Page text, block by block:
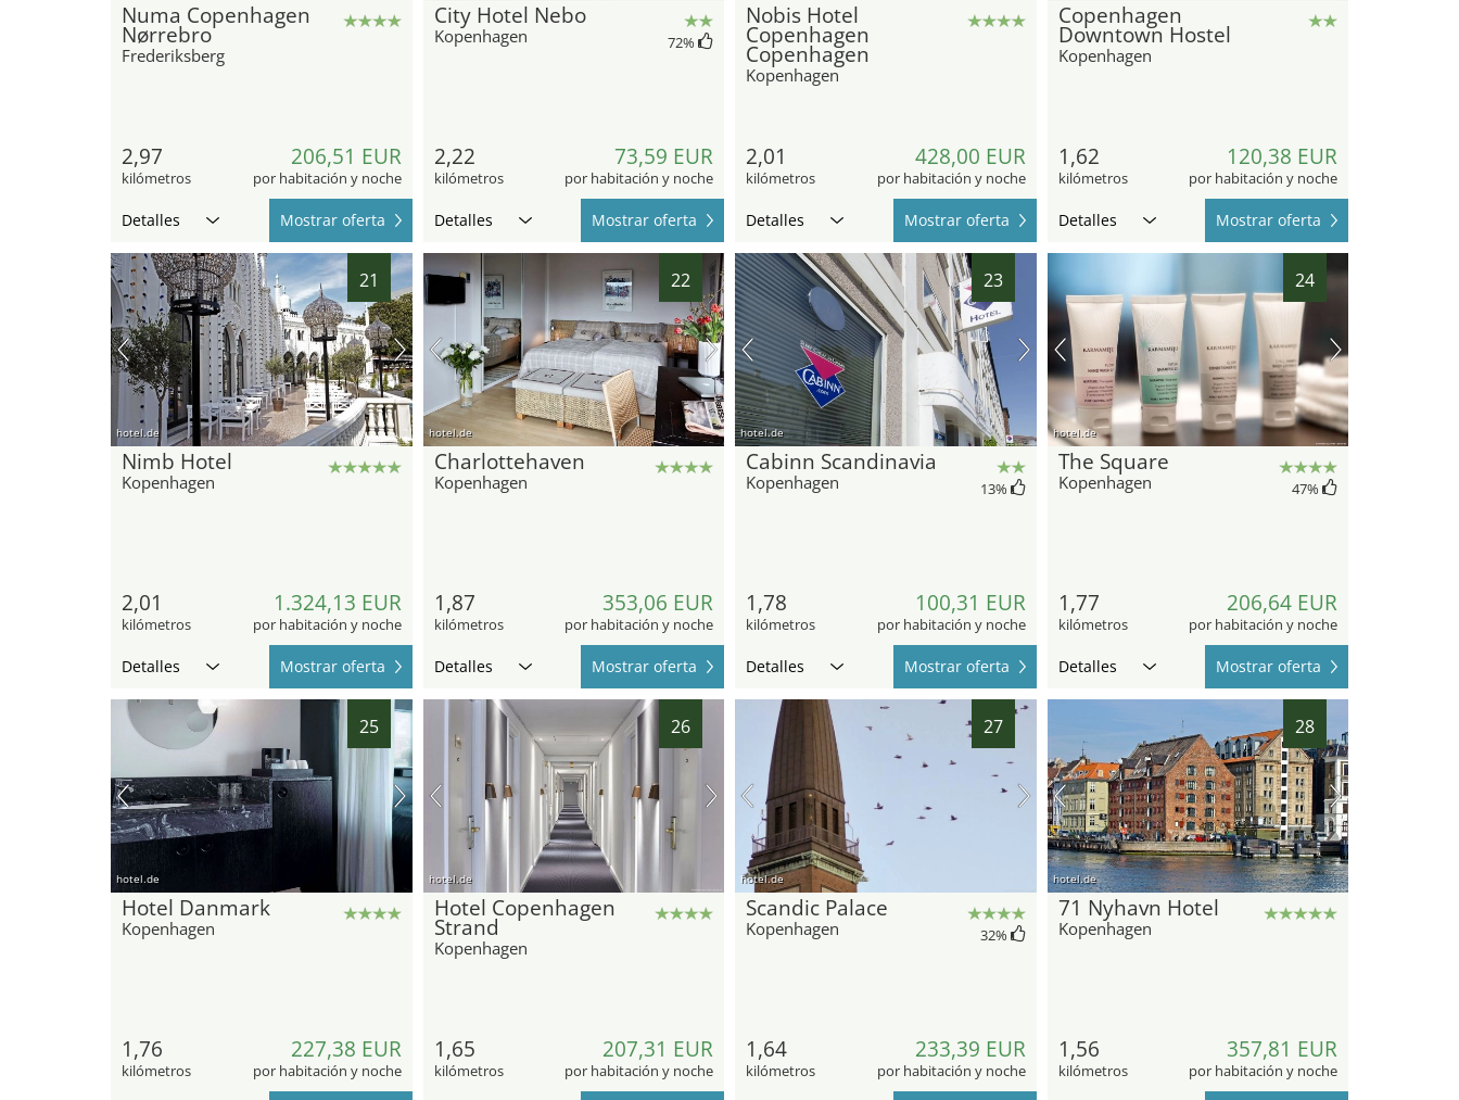
Numa Copenhagen
Nørrebro
Frederiksberg
2,97
kilómetros
206,51 EUR
por habitación y noche
Detalles Mostrar oferta
City Hotel Nebo
Kopenhagen 72%
2,22
kilómetros
73,59 EUR
por habitación y noche
Detalles Mostrar oferta
Nobis Hotel
Copenhagen
Copenhagen
Kopenhagen
2,01
kilómetros
428,00 EUR
por habitación y noche
Detalles Mostrar oferta
Copenhagen
Downtown Hostel
Kopenhagen
1,62
kilómetros
120,38 EUR
por habitación y noche
Detalles Mostrar oferta
21
hotel.de
Nimb Hotel
Kopenhagen
2,01
kilómetros
1.324,13 EUR
por habitación y noche
Detalles Mostrar oferta
22
hotel.de
Charlottehaven
Kopenhagen
1,87
kilómetros
353,06 EUR
por habitación y noche
Detalles Mostrar oferta
23
hotel.de
Cabinn Scandinavia
Kopenhagen 13%
1,78
kilómetros
100,31 EUR
por habitación y noche
Detalles Mostrar oferta
24
hotel.de
The Square
Kopenhagen 47%
1,77
kilómetros
206,64 EUR
por habitación y noche
Detalles Mostrar oferta
25
hotel.de
Hotel Danmark
Kopenhagen
1,76
kilómetros
227,38 EUR
por habitación y noche
26
hotel.de
Hotel Copenhagen
Strand
Kopenhagen
1,65
kilómetros
207,31 EUR
por habitación y noche
27
hotel.de
Scandic Palace
Kopenhagen 32%
1,64
kilómetros
233,39 EUR
por habitación y noche
28
hotel.de
71 Nyhavn Hotel
Kopenhagen
1,56
kilómetros
357,81 EUR
por habitación y noche